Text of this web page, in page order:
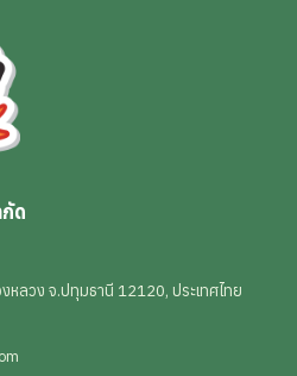
ด
ลวง จ.ปทุมธานี 12120, ประเทศไทย